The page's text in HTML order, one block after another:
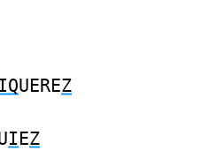
IQUEREZ
IEZ